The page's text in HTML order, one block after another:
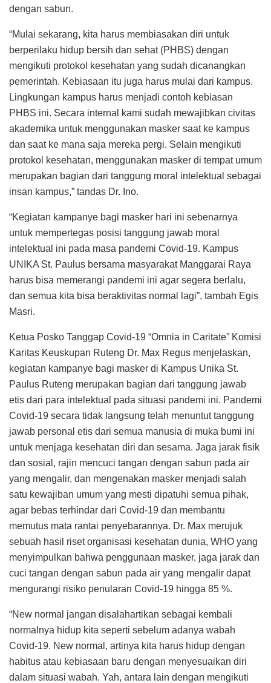
dengan sabun.
“Mulai sekarang, kita harus membiasakan diri untuk
berperilaku hidup bersih dan sehat (PHBS) dengan
mengikuti protokol kesehatan yang sudah dicanangkan
pemerintah. Kebiasaan itu juga harus mulai dari kampus.
Lingkungan kampus harus menjadi contoh kebiasan
PHBS ini. Secara internal kami sudah mewajibkan civitas
akademika untuk menggunakan masker saat ke kampus
dan saat ke mana saja mereka pergi. Selain mengikuti
protokol kesehatan, menggunakan masker di tempat umum
merupakan bagian dari tanggung moral intelektual sebagai
insan kampus,” tandas Dr. Ino.
“Kegiatan kampanye bagi masker hari ini sebenarnya
untuk mempertegas posisi tanggung jawab moral
intelektual ini pada masa pandemi Covid-19. Kampus
UNIKA St. Paulus bersama masyarakat Manggarai Raya
harus bisa memerangi pandemi ini agar segera berlalu,
dan semua kita bisa beraktivitas normal lagi”, tambah Egis
Masri.
Ketua Posko Tanggap Covid-19 “Omnia in Caritate” Komisi
Karitas Keuskupan Ruteng Dr. Max Regus menjelaskan,
kegiatan kampanye bagi masker di Kampus Unika St.
Paulus Ruteng merupakan bagian dari tanggung jawab
etis dari para intelektual pada situasi pandemi ini. Pandemi
Covid-19 secara tidak langsung telah menuntut tanggung
jawab personal etis dari semua manusia di muka bumi ini
untuk menjaga kesehatan diri dan sesama. Jaga jarak fisik
dan sosial, rajin mencuci tangan dengan sabun pada air
yang mengalir, dan mengenakan masker menjadi salah
satu kewajiban umum yang mesti dipatuhi semua pihak,
agar bebas terhindar dari Covid-19 dan membantu
memutus mata rantai penyebarannya. Dr. Max merujuk
sebuah hasil riset organisasi kesehatan dunia, WHO yang
menyimpulkan bahwa penggunaan masker, jaga jarak dan
cuci tangan dengan sabun pada air yang mengalir dapat
mengurangi risiko penularan Covid-19 hingga 85 %.
“New normal jangan disalahartikan sebagai kembali
normalnya hidup kita seperti sebelum adanya wabah
Covid-19. New normal, artinya kita harus hidup dengan
habitus atau kebiasaan baru dengan menyesuaikan diri
dalam situasi wabah. Yah, antara lain dengan mengikuti